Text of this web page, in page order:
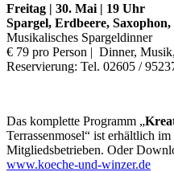
Freitag | 30. Mai | 19 Uhr
Spargel, Erdbeere,
Musikalisches Spargeldinner
€ 79 pro Person | Dinner,
Reservierung: Tel. 02605 /
Das komplette Programm „
Terrassenmosel“ ist erhältlich
Mitgliedsbetrieben. Oder
www.koeche-und-winzer.de